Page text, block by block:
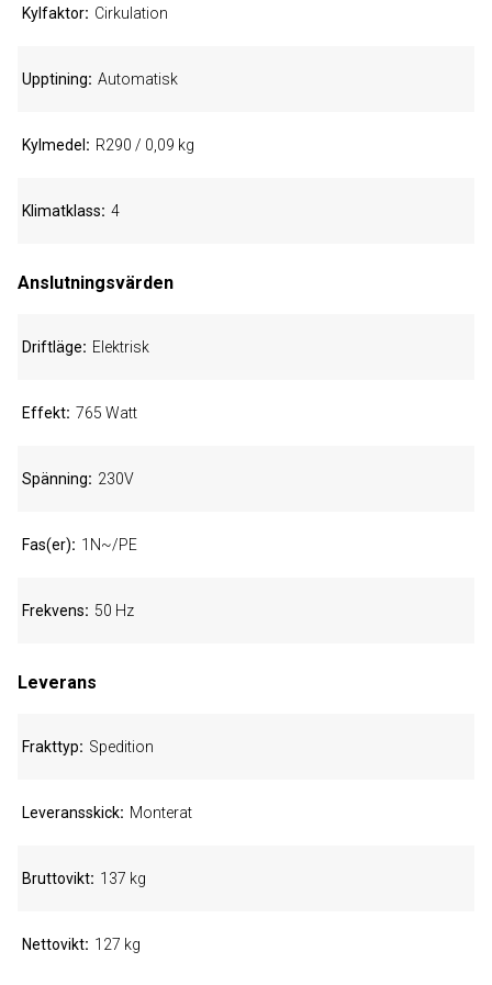
Kylfaktor Cirkulation
Upptining Automatisk
Kylmedel R290 / 0,09 kg
Klimatklass 4
Anslutningsvärden
Driftläge Elektrisk
Effekt 765 Watt
Spänning 230V
Fas(er) 1N~/PE
Frekvens 50 Hz
Leverans
Frakttyp Spedition
Leveransskick Monterat
Bruttovikt 137 kg
Nettovikt 127 kg